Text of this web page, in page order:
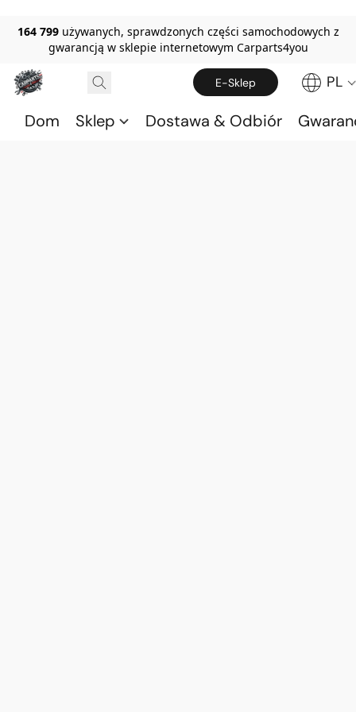
164 799 używanych, sprawdzonych części samochodowych z
gwarancją w sklepie internetowym Carparts4you
E-Sklep PL
Dom Sklep Dostawa & Odbiór